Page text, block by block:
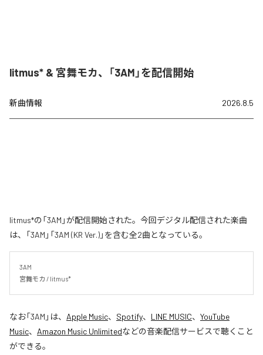
litmus* & 宮舞モカ、「3AM」を配信開始
新曲情報 2026.8.5
litmus*の「3AM」が配信開始された。今回デジタル配信された楽曲
は、「3AM」「3AM (KR Ver.)」を含む全2曲となっている。
3AM
宮舞モカ / litmus*
なお「3AM 」は、 Apple Music、 Spotify、 LINE MUSIC、 YouTube
Music、 Amazon Music Unlimitedなどの音楽配信サービスで聴くこと
ができる。